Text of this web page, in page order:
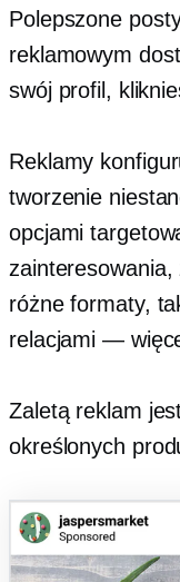
Polepszone
reklamowym
swój profil,
Reklamy
tworzenie
opcjami
różne formaty,
relacjami —
Zaletą reklam
określonych